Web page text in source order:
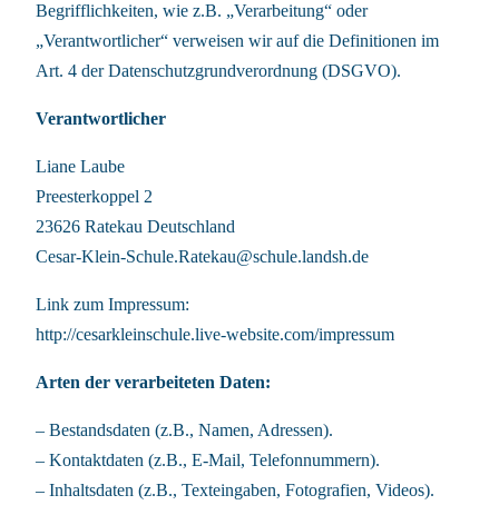
Begrifflichkeiten, wie z.B. „Verarbeitung“ oder
„Verantwortlicher“ verweisen wir auf die Definitionen im
Art. 4 der Datenschutzgrundverordnung (DSGVO).
Verantwortlicher
Liane Laube
Preesterkoppel 2
23626 Ratekau Deutschland
Cesar-Klein-Schule.Ratekau@schule.landsh.de
Link zum Impressum:
http://cesarkleinschule.live-website.com/impressum
Arten der verarbeiteten Daten:
– Bestandsdaten (z.B., Namen, Adressen).
– Kontaktdaten (z.B., E-Mail, Telefonnummern).
– Inhaltsdaten (z.B., Texteingaben, Fotografien, Videos).